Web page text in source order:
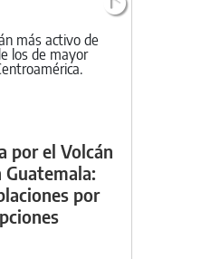
por el Volcán
Guatemala:
por